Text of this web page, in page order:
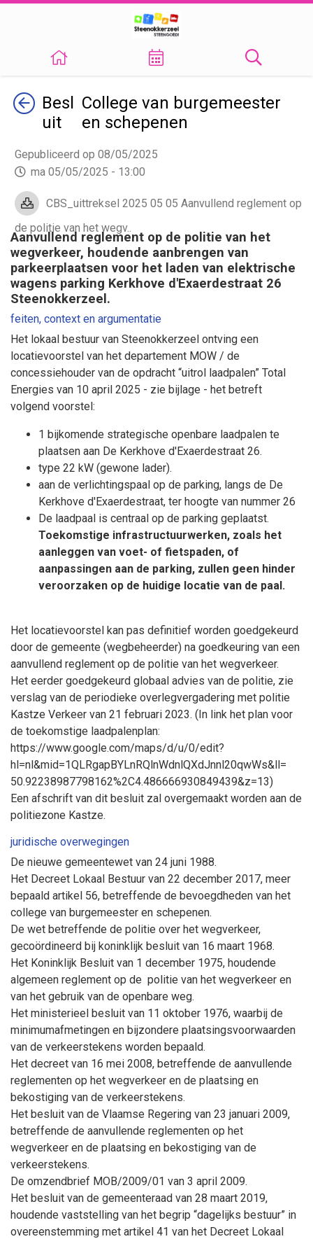
TerugBesl
uit
College van burgemeester
en schepenen
Gepubliceerd op 08/05/2025
ma 05/05/2025 - 13:00
CBS_uittreksel 2025 05 05 Aanvullend reglement op
de politie van het wegv..
Aanvullend reglement op de politie van het
wegverkeer, houdende aanbrengen van
parkeerplaatsen voor het laden van elektrische
wagens parking Kerkhove d'Exaerdestraat 26
Steenokkerzeel.
feiten, context en argumentatie
Het lokaal bestuur van Steenokkerzeel ontving een
locatievoorstel van het departement MOW / de
concessiehouder van de opdracht “uitrol laadpalen” Total
Energies van 10 april 2025 - zie bijlage - het betreft
volgend voorstel:
1 bijkomende strategische openbare laadpalen te
plaatsen aan De Kerkhove d'Exaerdestraat 26.
type 22 kW (gewone lader).
aan de verlichtingspaal op de parking, langs de De
Kerkhove d'Exaerdestraat, ter hoogte van nummer 26
De laadpaal is centraal op de parking geplaatst.
Toekomstige infrastructuurwerken, zoals het
aanleggen van voet- of fietspaden, of
aanpassingen aan de parking, zullen geen hinder
veroorzaken op de huidige locatie van de paal.
Het locatievoorstel kan pas definitief worden goedgekeurd
door de gemeente (wegbeheerder) na goedkeuring van een
aanvullend reglement op de politie van het wegverkeer.
Het eerder goedgekeurd globaal advies van de politie, zie
verslag van de periodieke overlegvergadering met politie
Kastze Verkeer van 21 februari 2023. (In link het plan voor
de toekomstige laadpalenplan:
https://www.google.com/maps/d/u/0/edit?
hl=nl&mid=1QLRgapBYLnRQlnWdnlQXdJnnl20qwWs&ll=
50.92238987798162%2C4.486666930849439&z=13)
Een afschrift van dit besluit zal overgemaakt worden aan de
politiezone Kastze.
juridische overwegingen
De nieuwe gemeentewet van 24 juni 1988.
Het Decreet Lokaal Bestuur van 22 december 2017, meer
bepaald artikel 56, betreffende de bevoegdheden van het
college van burgemeester en schepenen.
De wet betreffende de politie over het wegverkeer,
gecoördineerd bij koninklijk besluit van 16 maart 1968.
Het Koninklijk Besluit van 1 december 1975, houdende
algemeen reglement op de politie van het wegverkeer en
van het gebruik van de openbare weg.
Het ministerieel besluit van 11 oktober 1976, waarbij de
minimumafmetingen en bijzondere plaatsingsvoorwaarden
van de verkeerstekens worden bepaald.
Het decreet van 16 mei 2008, betreffende de aanvullende
reglementen op het wegverkeer en de plaatsing en
bekostiging van de verkeerstekens.
Het besluit van de Vlaamse Regering van 23 januari 2009,
betreffende de aanvullende reglementen op het
wegverkeer en de plaatsing en bekostiging van de
verkeerstekens.
De omzendbrief MOB/2009/01 van 3 april 2009.
Het besluit van de gemeenteraad van 28 maart 2019,
houdende vaststelling van het begrip “dagelijks bestuur” in
overeenstemming met artikel 41 van het Decreet Lokaal